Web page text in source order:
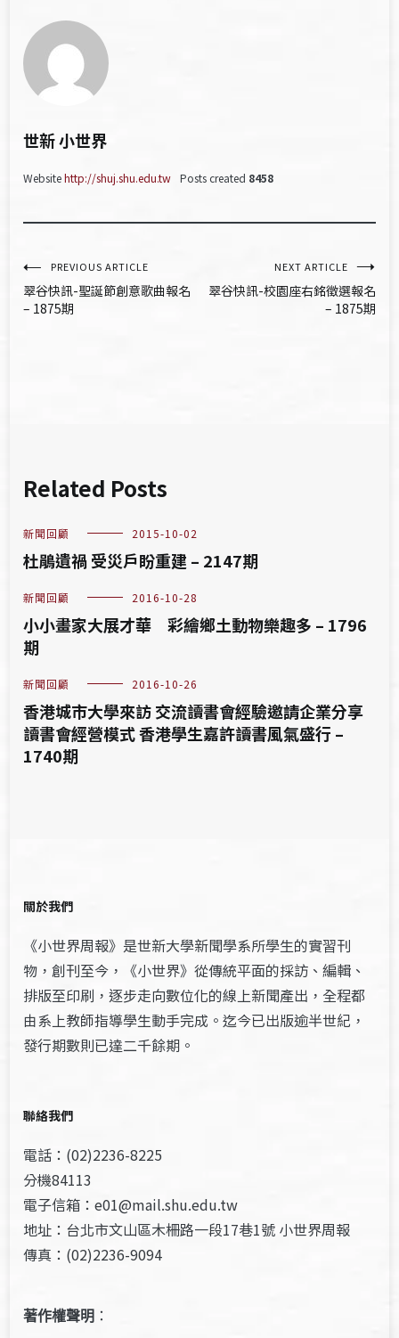
世新 小世界
Websitehttp://shuj.shu.edu.tw Posts created 8458
文
章
PREVIOUS ARTICLE
翠谷快訊-聖誕節創意歌曲報名
– 1875期
NEXT ARTICLE
翠谷快訊-校園座右銘徵選報名
– 1875期
Related Posts
新聞回顧 2015-10-02
杜鵑遺禍 受災戶盼重建 – 2147期
新聞回顧 2016-10-28
小小畫家大展才華 彩繪鄉土動物樂趣多 – 1796
期
新聞回顧 2016-10-26
香港城市大學來訪 交流讀書會經驗邀請企業分享
讀書會經營模式 香港學生嘉許讀書風氣盛行 –
1740期
關於我們
《小世界周報》是世新大學新聞學系所學生的實習刊
物，創刊至今，《小世界》從傳統平面的採訪、編輯、
排版至印刷，逐步走向數位化的線上新聞產出，全程都
由系上教師指導學生動手完成。迄今已出版逾半世紀，
發行期數則已達二千餘期。
聯絡我們
電話：(02)2236-8225
分機84113
電子信箱：e01@mail.shu.edu.tw
地址：台北市文山區木柵路一段17巷1號 小世界周報
傳真：(02)2236-9094
著作權聲明 ：